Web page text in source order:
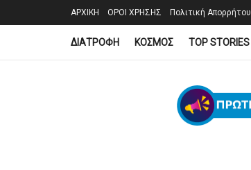
ΑΡΧΙΚΗ ΟΡΟΙ ΧΡΗΣΗΣ Πολιτική Απορρήτου
ΔΙΑΤΡΟΦΗ ΚΟΣΜΟΣ TOP STORIES